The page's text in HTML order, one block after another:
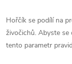
Hořčík se podílí na
živočichů. Abyste se
tento parametr